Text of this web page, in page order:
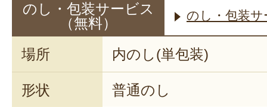
のし・包装サービス
（無料）
のし・包装
場所 内のし(単包装)
形状 普通のし